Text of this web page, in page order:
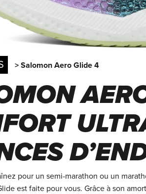
> Salomon Aero Glide 4
pour un semi-marathon ou un
est faite pour vous. Grâce à son